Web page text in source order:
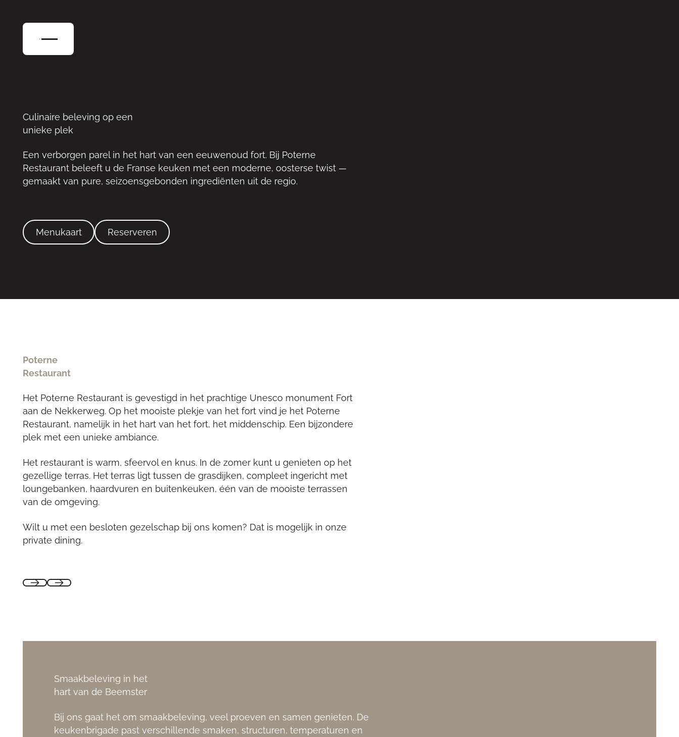
Culinaire beleving op een
unieke plek
Een verborgen parel in het hart van een eeuwenoud fort. Bij Poterne
Restaurant beleeft u de Franse keuken met een moderne, oosterse twist —
gemaakt van pure, seizoensgebonden ingrediënten uit de regio.
Menukaart Reserveren
Poterne
Restaurant
Het Poterne Restaurant is gevestigd in het prachtige Unesco monument Fort
aan de Nekkerweg. Op het mooiste plekje van het fort vind je het Poterne
Restaurant, namelijk in het hart van het fort, het middenschip. Een bijzondere
plek met een unieke ambiance.
Het restaurant is warm, sfeervol en knus. In de zomer kunt u genieten op het
gezellige terras. Het terras ligt tussen de grasdijken, compleet ingericht met
loungebanken, haardvuren en buitenkeuken, één van de mooiste terrassen
van de omgeving.
Wilt u met een besloten gezelschap bij ons komen? Dat is mogelijk in onze
private dining.
Smaakbeleving in het
hart van de Beemster
Bij ons gaat het om smaakbeleving, veel proeven en samen genieten. De
keukenbrigade past verschillende smaken, structuren, temperaturen en